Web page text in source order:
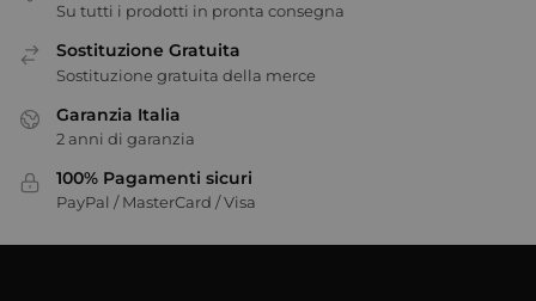
Su tutti i prodotti in pronta consegna
Sostituzione Gratuita
Sostituzione gratuita della merce
Garanzia Italia
2 anni di garanzia
100% Pagamenti sicuri
PayPal / MasterCard / Visa